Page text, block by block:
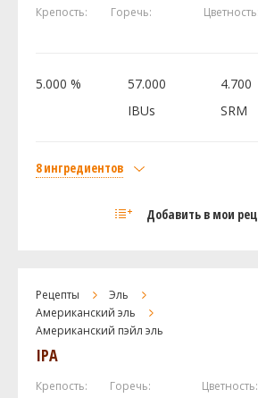
Дрожжи
Посмотреть рецепт
Добавить в мои
Крепость: Горечь: Цветность:
5.000 %
57.000
IBUs
4.700
SRM
8 ингредиентов
Курский солод Пшеничный
Курский солод Пилзнер
Хмель
Энигма (Enigma)
Пекко (Pekko)
Рецепты
Эль
Американский эль
Американский пэйл эль
IPA
Крепость: Горечь: Цветность: